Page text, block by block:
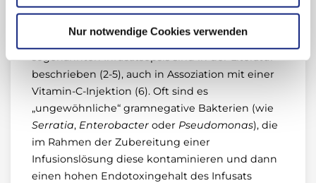
Nur notwendige Cookies verwenden
unterschiedliche Mikroorganismen. Leider
Erregernachweis. Fälle einer solchen
beschrieben (2-5), auch in Assoziation mit einer
Vitamin-C-Injektion (6). Oft sind es
„ungewöhnliche“ gramnegative Bakterien (wie
Serratia, Enterobacter oder Pseudomonas), die
im Rahmen der Zubereitung einer
Infusionslösung diese kontaminieren und dann
einen hohen Endotoxingehalt des Infusats